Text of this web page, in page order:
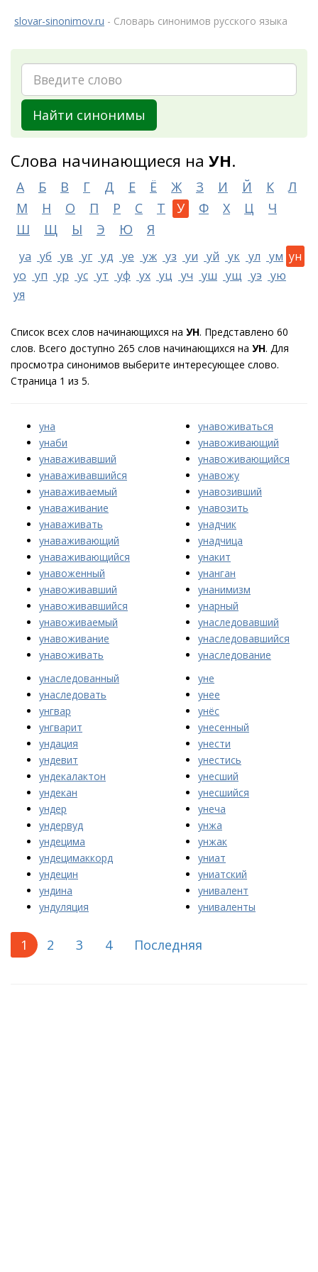
slovar-sinonimov.ru - Словарь синонимов русского языка
Найти синонимы
Слова начинающиеся на УН.
А Б В Г Д Е Ё Ж З И Й К
Л
М
Н О П Р С Т У Ф Х Ц
Ч
Ш
Щ Ы Э Ю Я
уа уб ув уг уд уе уж уз уи уй ук ул ум ун
уо уп ур ус ут уф ух уц уч уш ущ уэ ую
уя
Список всех слов начинающихся на УН. Представлено 60
слов. Всего доступно 265 слов начинающихся на УН. Для
просмотра синонимов выберите интересующее слово.
Страница 1 из 5.
уна
унаби
унаваживавший
унаваживавшийся
унаваживаемый
унаваживание
унаваживать
унаваживающий
унаваживающийся
унавоженный
унавоживавший
унавоживавшийся
унавоживаемый
унавоживание
унавоживать
унавоживаться
унавоживающий
унавоживающийся
унавожу
унавозивший
унавозить
унадчик
унадчица
унакит
унанган
унанимизм
унарный
унаследовавший
унаследовавшийся
унаследование
унаследованный
унаследовать
унгвар
унгварит
ундация
ундевит
ундекалактон
ундекан
ундер
ундервуд
ундецима
ундецимаккорд
ундецин
ундина
ундуляция
уне
унее
унёс
унесенный
унести
унестись
унесший
унесшийся
унеча
унжа
унжак
униат
униатский
унивалент
униваленты
1 2 3 4 Последняя